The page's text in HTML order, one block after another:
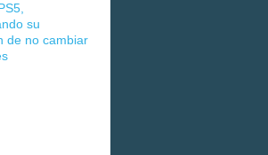
su
de no cambiar